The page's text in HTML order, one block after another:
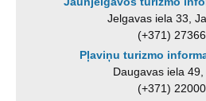
Jelgavas iela 33,
(+371)
Pļaviņu turizmo
Daugavas iela
(+371)